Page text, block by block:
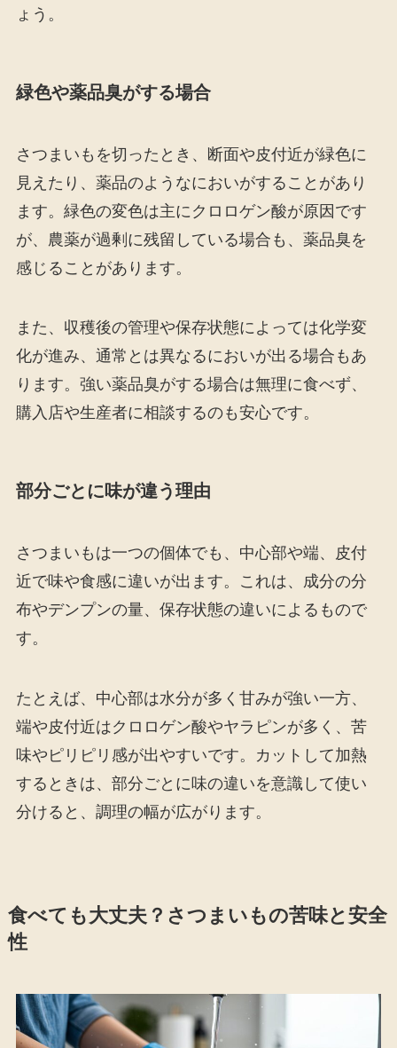
ょう。
緑色や薬品臭がする場合
さつまいもを切ったとき、断面や皮付近が緑色に
見えたり、薬品のようなにおいがすることがあり
ます。緑色の変色は主にクロロゲン酸が原因です
が、農薬が過剰に残留している場合も、薬品臭を
感じることがあります。
また、収穫後の管理や保存状態によっては化学変
化が進み、通常とは異なるにおいが出る場合もあ
ります。強い薬品臭がする場合は無理に食べず、
購入店や生産者に相談するのも安心です。
部分ごとに味が違う理由
さつまいもは一つの個体でも、中心部や端、皮付
近で味や食感に違いが出ます。これは、成分の分
布やデンプンの量、保存状態の違いによるもので
す。
たとえば、中心部は水分が多く甘みが強い一方、
端や皮付近はクロロゲン酸やヤラピンが多く、苦
味やピリピリ感が出やすいです。カットして加熱
するときは、部分ごとに味の違いを意識して使い
分けると、調理の幅が広がります。
食べても大丈夫？さつまいもの苦味と安全
性